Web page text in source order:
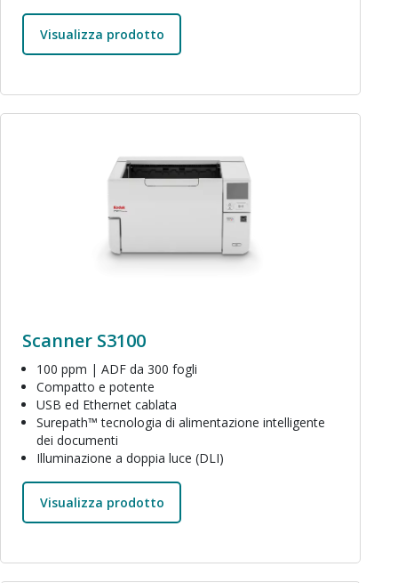
Visualizza prodotto
Scanner S3100
100 ppm | ADF da 300 fogli
Compatto e potente
USB ed Ethernet cablata
Surepath™ tecnologia di alimentazione intelligente
dei documenti
Illuminazione a doppia luce (DLI)
Visualizza prodotto